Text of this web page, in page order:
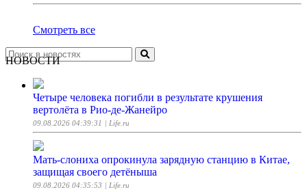
Смотреть все
НОВОСТИ
Четыре человека погибли в результате крушения
вертолёта в Рио-де-Жанейро
09.08.2026 04:39:31 | Life.ru
Мать-слониха опрокинула зарядную станцию в Китае,
защищая своего детёныша
09.08.2026 04:35:53 | Life.ru